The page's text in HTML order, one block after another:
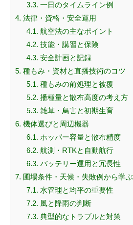
3.3. 一日のタイムライン例
4. 法律・資格・安全運用
4.1. 航空法の主なポイント
4.2. 技能・講習と保険
4.3. 安全計画と記録
5. 種もみ・資材と直播技術のコツ
5.1. 種もみの前処理と被覆
5.2. 播種量と散布高度の考え方
5.3. 雑草・鳥害と初期生育
6. 機体選びと周辺機器
6.1. ホッパー容量と散布精度
6.2. 航測・RTKと自動航行
6.3. バッテリー運用と冗長性
7. 圃場条件・天候・失敗例から学ぶ
7.1. 水管理と均平の重要性
7.2. 風と降雨の判断
7.3. 典型的なトラブルと対策